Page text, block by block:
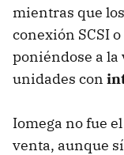
mientras que
conexión SCSI
poniéndose a
unidades con
Iomega no fue
venta, aunque